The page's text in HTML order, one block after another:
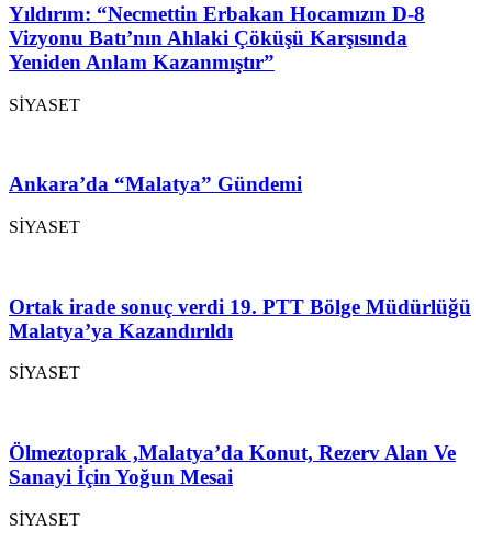
Yıldırım: “Necmettin Erbakan Hocamızın D-8
Vizyonu Batı’nın Ahlaki Çöküşü Karşısında
Yeniden Anlam Kazanmıştır”
SİYASET
Ankara’da “Malatya” Gündemi
SİYASET
Ortak irade sonuç verdi 19. PTT Bölge Müdürlüğü
Malatya’ya Kazandırıldı
SİYASET
Ölmeztoprak ,Malatya’da Konut, Rezerv Alan Ve
Sanayi İçin Yoğun Mesai
SİYASET